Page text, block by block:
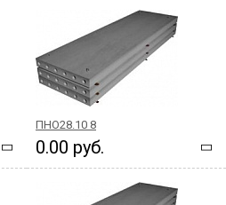
ПНО28.10 8
0.00 руб.